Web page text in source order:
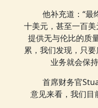
他补充道：“最
十美元，甚至一百
提供无与伦比的质
累，我们发现，只
业务就会保
首席财务官
意见来看，我们目